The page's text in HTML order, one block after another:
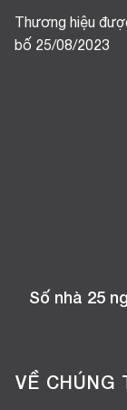
Thương hiệu
bố 25/08/2023
Số nhà 25
VỀ CHÚNG